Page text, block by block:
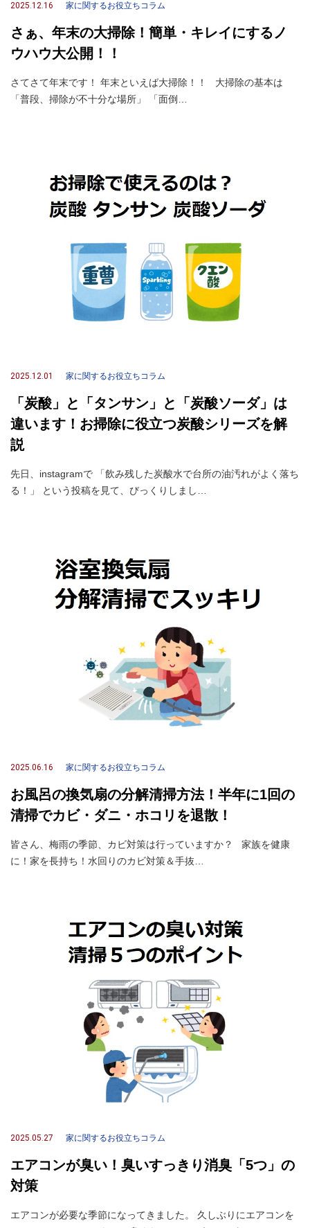
2025.12.16 家に関するお役立ちコラム
さぁ、年末の大掃除！簡単・キレイにするノ
ウハウ大公開！！
さてさて年末です！ 年末といえば大掃除！！ 大掃除の基本は
「普段、掃除が不十分な場所」 「面倒…
2025.12.01 家に関するお役立ちコラム
「炭酸」と「タンサン」と「炭酸ソーダ」は
違います！お掃除に役立つ炭酸シリーズを解
説
先日、instagramで 「飲み残した炭酸水で台所の油汚れがよく落ち
る！」 という投稿を見て、びっくりしまし…
2025.06.16 家に関するお役立ちコラム
お風呂の換気扇の分解清掃方法！半年に1回の
清掃でカビ・ダニ・ホコリを退散！
皆さん、梅雨の季節、カビ対策は行っていますか？ 家族を健康
に！家を長持ち！水回りのカビ対策＆手抜…
2025.05.27 家に関するお役立ちコラム
エアコンが臭い！臭いすっきり消臭「5つ」の
対策
エアコンが必要な季節になってきました。 久しぶりにエアコンを